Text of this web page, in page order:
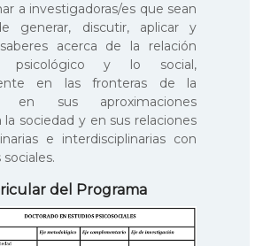
a investigadoras/es que sean
generar, discutir, aplicar y
acerca de la relación
y lo social,
en las fronteras de la
en sus aproximaciones
la sociedad y en sus relaciones
e interdisciplinarias con
sociales.
del Programa